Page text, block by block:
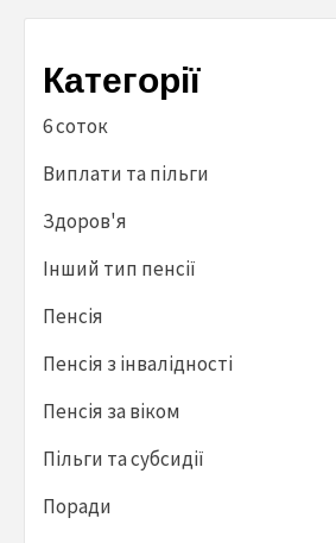
Категорії
6 соток
Виплати та пільги
Здоров'я
Інший тип пенсії
Пенсія
Пенсія з інвалідності
Пенсія за віком
Пільги та субсидії
Поради